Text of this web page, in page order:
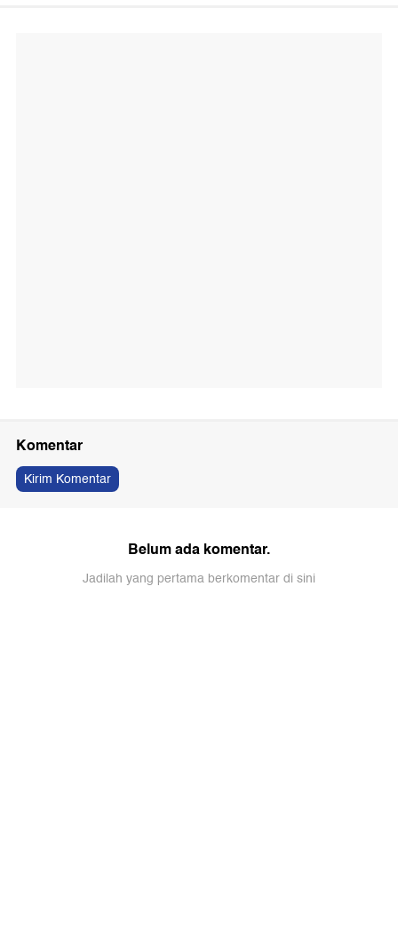
Komentar
Kirim Komentar
Belum ada komentar.
Jadilah yang pertama berkomentar di sini